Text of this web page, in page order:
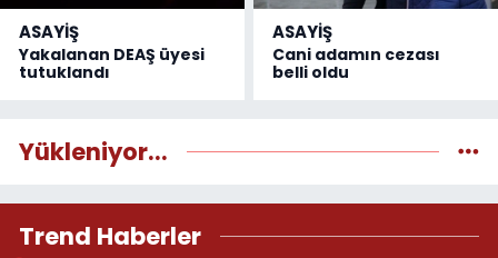
ASAYİŞ
Yakalanan DEAŞ üyesi
tutuklandı
ASAYİŞ
Cani adamın cezası
belli oldu
Yükleniyor...
Trend Haberler